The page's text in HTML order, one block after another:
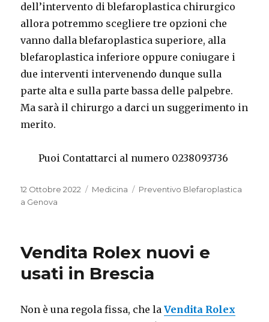
dell’intervento di blefaroplastica chirurgico
allora potremmo scegliere tre opzioni che
vanno dalla blefaroplastica superiore, alla
blefaroplastica inferiore oppure coniugare i
due interventi intervenendo dunque sulla
parte alta e sulla parte bassa delle palpebre.
Ma sarà il chirurgo a darci un suggerimento in
merito.
Puoi Contattarci al numero 0238093736
Pubblicato
il
12 Ottobre 2022 Categorie
Medicina Tag
Preventivo Blefaroplastica
a Genova
Vendita Rolex nuovi e
usati in Brescia
Non è una regola fissa, che laVendita Rolex